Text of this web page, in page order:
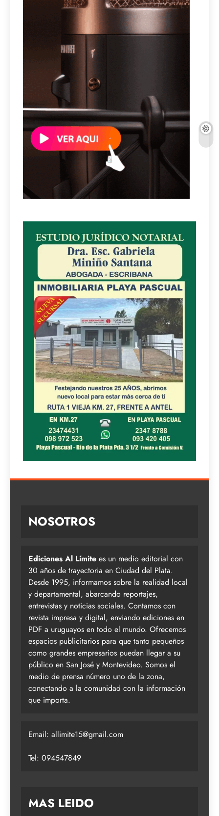
NOSOTROS
Ediciones Al Límite es un medio editorial con
30 años de trayectoria en Ciudad del Plata.
Desde 1995, informamos sobre la realidad local
y departamental, abarcando reportajes,
entrevistas y noticias sociales. Contamos con
revista impresa y digital, enviando ediciones en
PDF a uruguayos en todo el mundo. Ofrecemos
espacios publicitarios para que tanto pequeños
como grandes empresarios puedan llegar a su
público en San José y Montevideo. Somos el
medio de prensa número uno de la zona,
conectando a la comunidad con la información
que importa.
Email: allimite15@gmail.com
Tel: 094547849
MAS LEIDO